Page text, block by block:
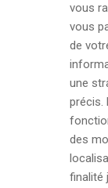
vous
vous
de
une
précis.
des
finalité